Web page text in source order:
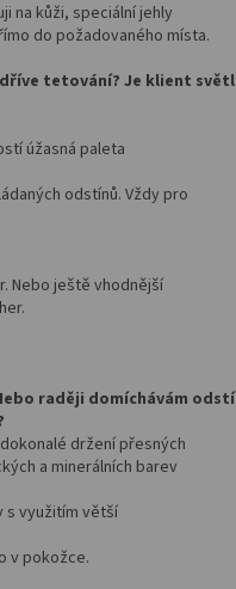
na kůži, speciální jehly
do požadovaného místa.
tetování? Je klient
úžasná paleta
odstínů. Vždy pro
Nebo ještě vhodnější
raději domíchávám
držení přesných
a minerálních barev
s využitím větší
v pokožce.